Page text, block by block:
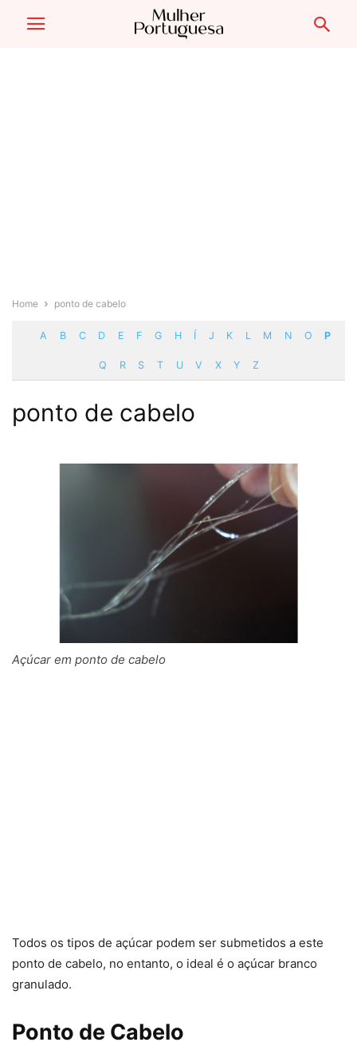
Home ponto de cabelo
A B C D E F G H Í J K L M N O P
Q R S T U V X Y Z
ponto de cabelo
Açúcar em ponto de cabelo
Todos os tipos de açúcar podem ser submetidos a este
ponto de cabelo, no entanto, o ideal é o açúcar branco
granulado.
Ponto de Cabelo